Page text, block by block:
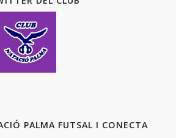
PALMA FUTSAL I CONECTA